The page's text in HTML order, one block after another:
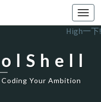
High一下!
Coding Your Ambition